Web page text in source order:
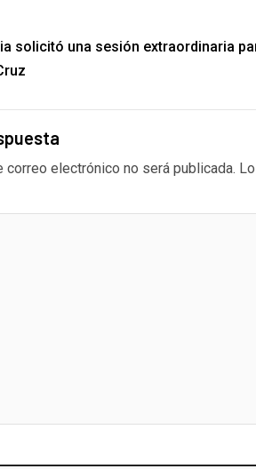
solicitó una sesión extraordinaria
correo electrónico no será publicada.